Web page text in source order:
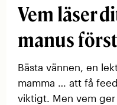
Vem läser
manus
Bästa vännen, en
mamma … att få
viktigt. Men vem